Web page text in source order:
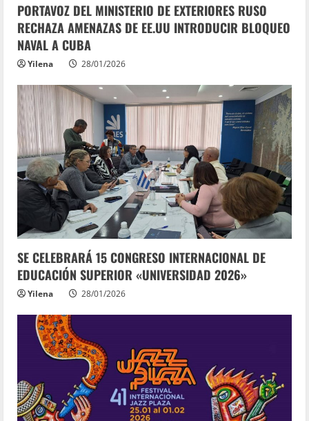
PORTAVOZ DEL MINISTERIO DE EXTERIORES RUSO
RECHAZA AMENAZAS DE EE.UU INTRODUCIR BLOQUEO
NAVAL A CUBA
Yilena 28/01/2026
SE CELEBRARÁ 15 CONGRESO INTERNACIONAL DE
EDUCACIÓN SUPERIOR «UNIVERSIDAD 2026»
Yilena 28/01/2026